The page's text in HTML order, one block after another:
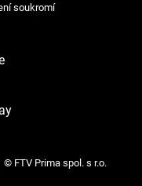
soukromí
© FTV Prima spol. s r.o.